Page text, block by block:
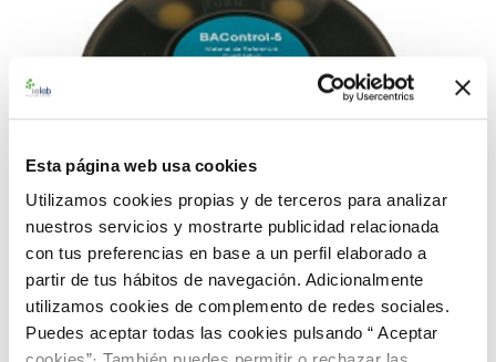
Esta página web usa cookies
Utilizamos cookies propias y de terceros para analizar
nuestros servicios y mostrarte publicidad relacionada
con tus preferencias en base a un perfil elaborado a
partir de tus hábitos de navegación. Adicionalmente
utilizamos cookies de complemento de redes sociales.
Puedes aceptar todas las cookies pulsando “ Aceptar